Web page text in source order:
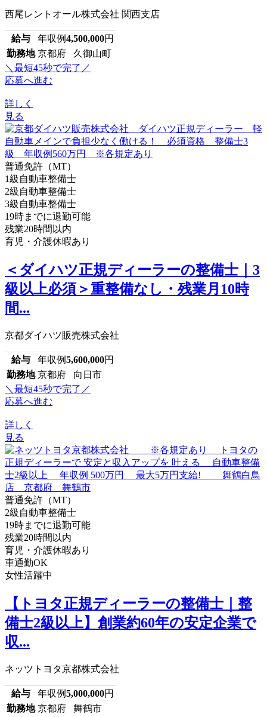
西尾レントオール株式会社 関西支店
給与 年収例4,500,000円
勤務地 京都府 久御山町
＼最短45秒で完了／
応募へ進む
詳しく
見る
普通免許（MT）
1級自動車整備士
2級自動車整備士
3級自動車整備士
19時までに退勤可能
残業20時間以内
育児・介護休暇あり
＜ダイハツ正規ディーラーの整備士｜3
級以上必須＞重整備なし・残業月10時
間...
京都ダイハツ販売株式会社
給与 年収例5,600,000円
勤務地 京都府 向日市
＼最短45秒で完了／
応募へ進む
詳しく
見る
普通免許（MT）
2級自動車整備士
19時までに退勤可能
残業20時間以内
育児・介護休暇あり
車通勤OK
女性活躍中
【トヨタ正規ディーラーの整備士｜整
備士2級以上】創業約60年の安定企業で
収...
ネッツトヨタ京都株式会社
給与 年収例5,000,000円
勤務地 京都府 舞鶴市